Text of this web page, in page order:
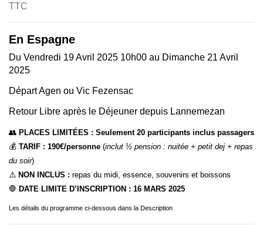
TTC
En Espagne
Du Vendredi 19 Avril 2025 10h00 au Dimanche 21 Avril
2025
Départ Agen ou Vic Fezensac
Retour Libre après le Déjeuner depuis Lannemezan
👥 PLACES LIMITÉES : Seulement 20 participants inclus passagers
💰 TARIF : 190€/personne (inclut ½ pension : nuitée + petit dej + repas
du soir)
⚠️ NON INCLUS : repas du midi, essence, souvenirs et boissons
🛑 DATE LIMITE D’INSCRIPTION : 16 MARS 2025
Les détails du programme ci-dessous dans la Description